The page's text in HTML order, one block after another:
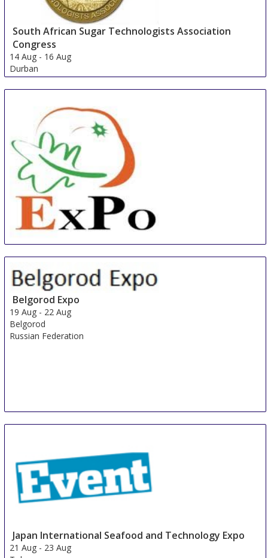
South African Sugar Technologists Association
Congress
14 Aug - 16 Aug
Durban
South Africa
15 Aug -17 Aug
Shanghai
China
Belgorod Expo
19 Aug - 22 Aug
Belgorod
Russian Federation
Japan International Seafood and Technology Expo
21 Aug - 23 Aug